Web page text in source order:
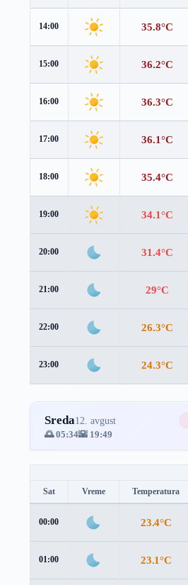
14:00 35.8°C
15:00 36.2°C
16:00 36.3°C
17:00 36.1°C
18:00 35.4°C
19:00 34.1°C
20:00 31.4°C
21:00 29°C
22:00 26.3°C
23:00 24.3°C
Sreda12. avgust
🌅 05:34🌇 19:49
Sat Vreme Temperatura
00:00 23.4°C
01:00 23.1°C